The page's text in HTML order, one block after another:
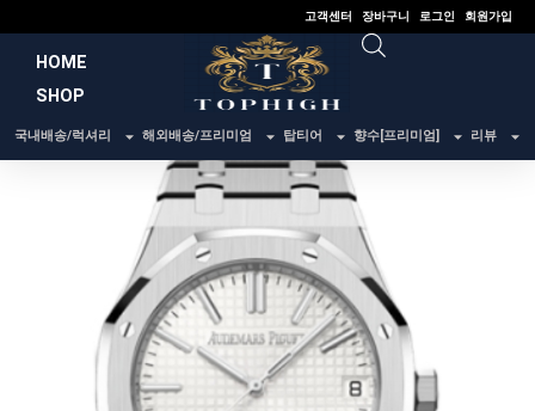
건
너
고객센터 장바구니 로그인 회원가입
HOME
SHOP
국내배송/럭셔리 해외배송/프리미엄 탑티어 향수[프리미엄] 리뷰